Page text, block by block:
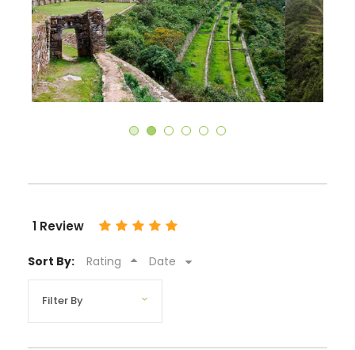
1 Review
Sort By: Rating Date